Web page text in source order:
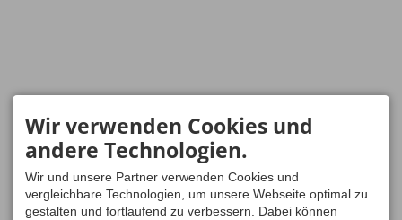
Wir verwenden Cookies und
andere Technologien.
Wir und unsere Partner verwenden Cookies und
vergleichbare Technologien, um unsere Webseite optimal zu
gestalten und fortlaufend zu verbessern. Dabei können